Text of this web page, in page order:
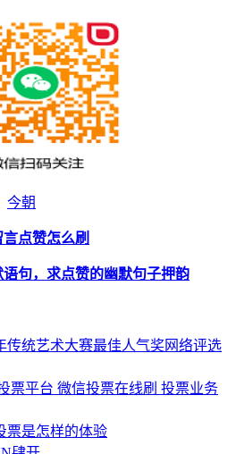
今朝
点赞怎么刷
句，求点赞的幽默句子押韵
传统艺术大赛最佳人气奖网络评选
票平台 微信投票在线刷 投票业务
票是怎样的体验